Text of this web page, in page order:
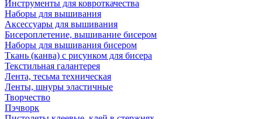
Инструменты для ковроткачества
Наборы для вышивания
Аксессуары для вышивания
Бисероплетение, вышивание бисером
Наборы для вышивания бисером
Ткань (канва) с рисунком для бисера
Текстильная галантерея
Лента, тесьма техническая
Ленты, шнуры эластичные
Творчество
Пэчворк